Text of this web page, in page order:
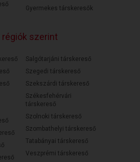
Gyermekes társkeresők
szerint
Salgótarjáni társkereső
Szegedi társkereső
Szekszárdi társkereső
Székesfehérvári
társkereső
Szolnoki társkereső
Szombathelyi társkereső
Tatabányai társkereső
Veszprémi társkereső